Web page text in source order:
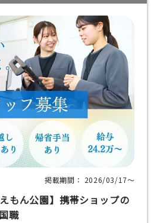
掲載期間： 2026/03/17〜
もん公園】携帯ショップの
職